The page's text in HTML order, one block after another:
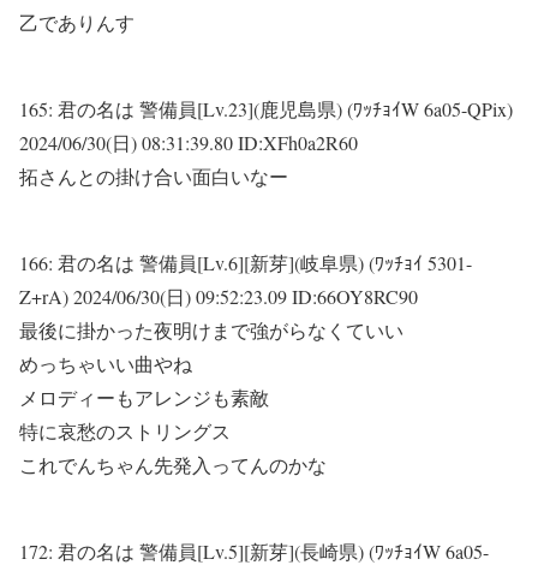
乙でありんす
165: 君の名は 警備員[Lv.23](鹿児島県) (ﾜｯﾁｮｲW 6a05-QPix)
2024/06/30(日) 08:31:39.80 ID:XFh0a2R60
拓さんとの掛け合い面白いなー
166: 君の名は 警備員[Lv.6][新芽](岐阜県) (ﾜｯﾁｮｲ 5301-
Z+rA)2024/06/30(日) 09:52:23.09 ID:66OY8RC90
最後に掛かった夜明けまで強がらなくていい
めっちゃいい曲やね
メロディーもアレンジも素敵
特に哀愁のストリングス
これでんちゃん先発入ってんのかな
172: 君の名は 警備員[Lv.5][新芽](長崎県) (ﾜｯﾁｮｲW 6a05-